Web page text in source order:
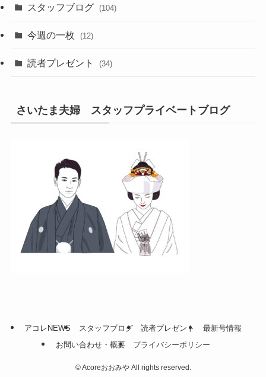
スタッフブログ (104)
今週の一枚 (12)
読者プレゼント (34)
さいたま夫婦 スタッフプライベートブログ
アコレNEWS スタッフブログ 読者プレゼント
最新号情報
お問い合わせ・概要
プライバシーポリシー
©Acoreおおみや All rights reserved.